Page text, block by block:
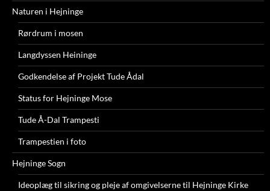
Naturen i Hejninge
Rørdrum i mosen
Langdyssen Heininge
Godkendelse af Projekt Tude Ådal
Status for Hejninge Mose
Tude Å-Dal Trampesti
Trampestien i foto
Hejninge Sogn
Ideoplæg til sikring og pleje af omgivelserne til Hejninge Kirke